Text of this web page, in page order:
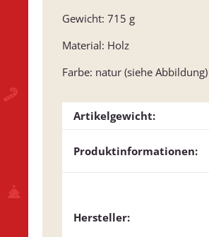
Gewicht: 715 g
Material: Holz
Farbe: natur (siehe Abbildung)
Artikelgewicht:
Produktinformationen:
Hersteller: